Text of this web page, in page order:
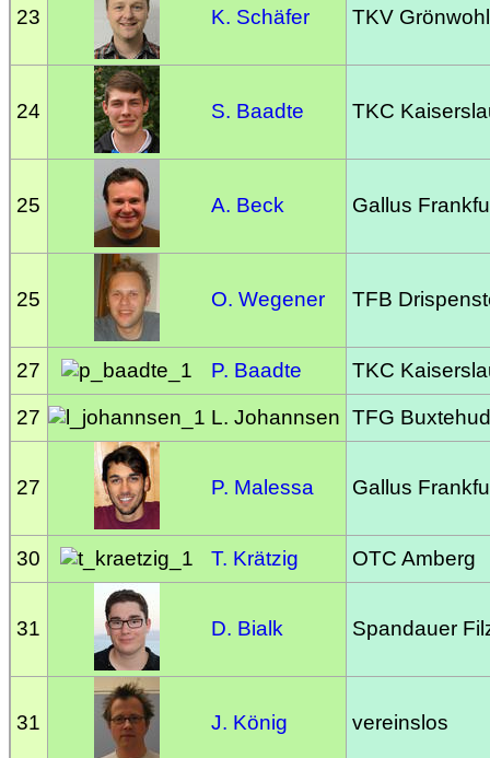
23 K. Schäfer TKV
24 S. Baadte TKC
25 A. Beck Gallus
25 O. Wegener TFB
27 P. Baadte TKC
27 L. Johannsen TFG
27 P. Malessa Gallus
30 T. Krätzig OTC Amberg
31 D. Bialk Spandauer
31 J. König vereinslos